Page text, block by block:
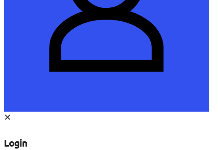
✕
Login